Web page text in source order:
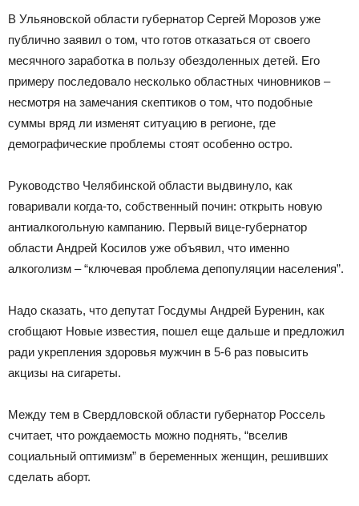
В Ульяновской области губернатор Сергей Морозов уже
публично заявил о том, что готов отказаться от своего
месячного заработка в пользу обездоленных детей. Его
примеру последовало несколько областных чиновников –
несмотря на замечания скептиков о том, что подобные
суммы вряд ли изменят ситуацию в регионе, где
демографические проблемы стоят особенно остро.
Руководство Челябинской области выдвинуло, как
говаривали когда-то, собственный почин: открыть новую
антиалкогольную кампанию. Первый вице-губернатор
области Андрей Косилов уже объявил, что именно
алкоголизм – “ключевая проблема депопуляции населения”.
Надо сказать, что депутат Госдумы Андрей Буренин, как
сгобщают Новые известия, пошел еще дальше и предложил
ради укрепления здоровья мужчин в 5-6 раз повысить
акцизы на сигареты.
Между тем в Свердловской области губернатор Россель
считает, что рождаемость можно поднять, “вселив
социальный оптимизм” в беременных женщин, решивших
сделать аборт.